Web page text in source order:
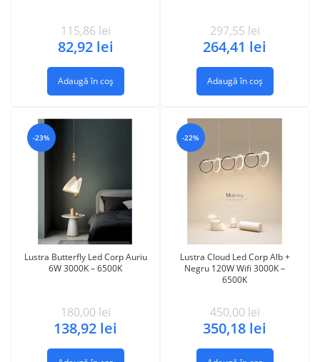
115,86 lei
82,92 lei
Adaugă în coș
297,55 lei
264,41 lei
Adaugă în coș
-23%
Lustra Butterfly Led Corp Auriu
6W 3000K – 6500K
180,00 lei
138,92 lei
-22%
Lustra Cloud Led Corp Alb +
Negru 120W Wifi 3000K –
6500K
450,00 lei
350,18 lei